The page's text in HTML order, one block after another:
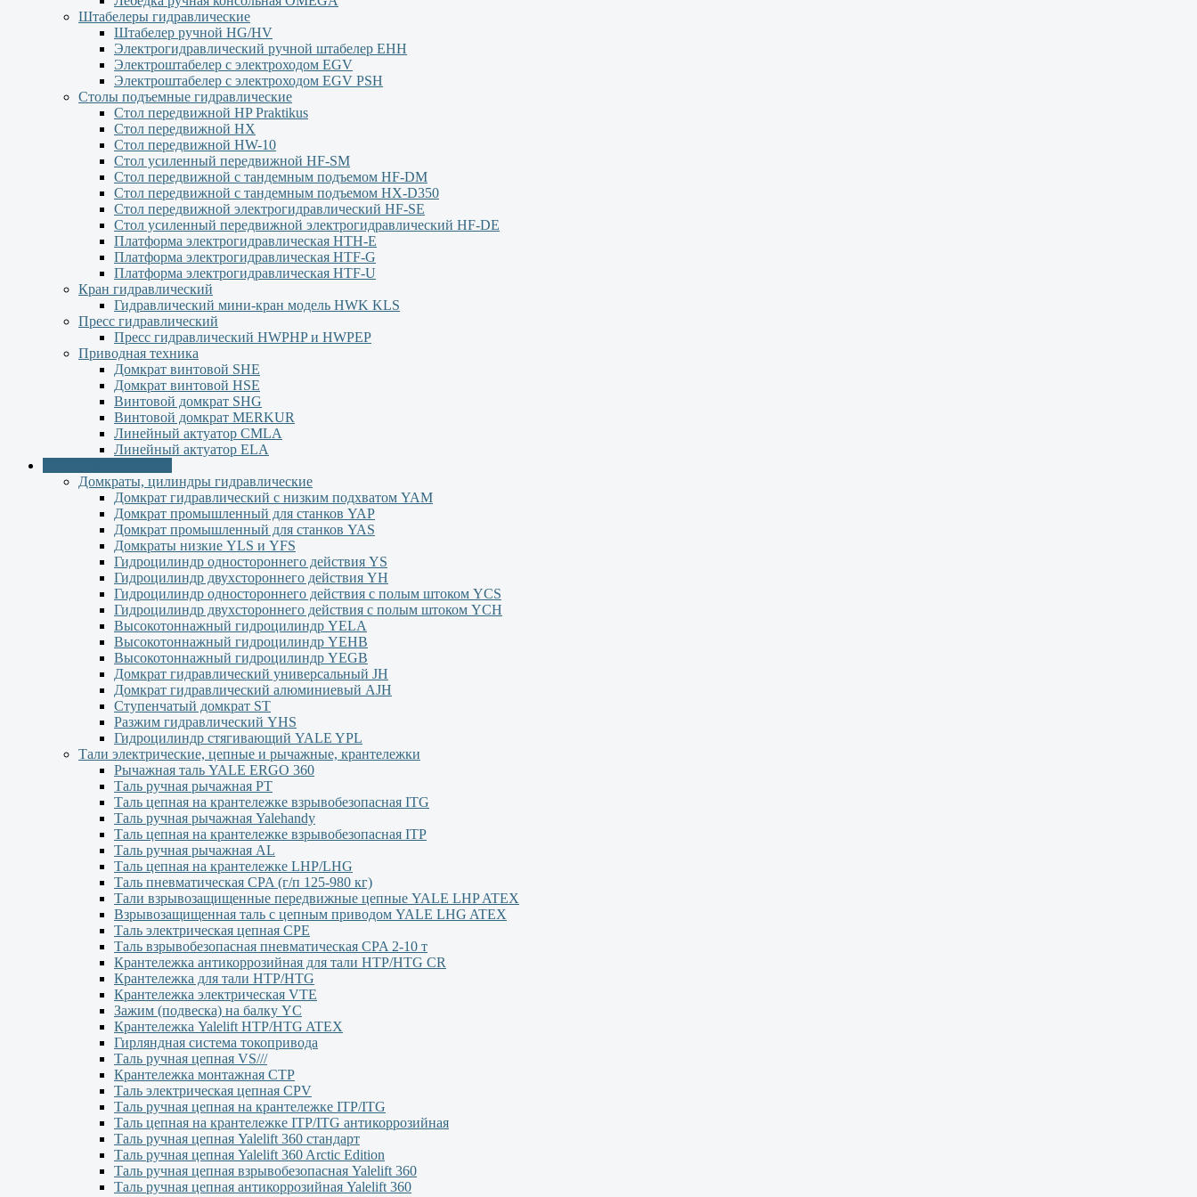
Штабелеры гидравлические
Штабелер ручной HG/HV
Электрогидравлический ручной штабелер ЕНН
Электроштабелер с электроходом EGV
Электроштабелер с электроходом EGV PSH
Столы подъемные гидравлические
Стол передвижной HP Praktikus
Стол передвижной HX
Стол передвижной HW-10
Стол усиленный передвижной HF-SM
Стол передвижной с тандемным подъемом HF-DM
Стол передвижной с тандемным подъемом HX-D350
Стол передвижной электрогидравлический HF-SE
Стол усиленный передвижной электрогидравлический HF-DE
Платформа электрогидравлическая HTH-E
Платформа электрогидравлическая HTF-G
Платформа электрогидравлическая HTF-U
Кран гидравлический
Гидравлический мини-кран модель HWK KLS
Пресс гидравлический
Пресс гидравлический HWPHP и HWPEP
Приводная техника
Домкрат винтовой SHE
Домкрат винтовой HSE
Винтовой домкрат SHG
Винтовой домкрат MERKUR
Линейный актуатор CMLA
Линейный актуатор ЕLA
Домкраты, цилиндры гидравлические
Домкрат гидравлический с низким подхватом YAM
Домкрат промышленный для станков YAP
Домкрат промышленный для станков YAS
Домкраты низкие YLS и YFS
Гидроцилиндр одностороннего действия YS
Гидроцилиндр двухстороннего действия YН
Гидроцилиндр одностороннего действия с полым штоком YСS
Гидроцилиндр двухстороннего действия с полым штоком YСН
Высокотоннажный гидроцилиндр YELA
Высокотоннажный гидроцилиндр YEHВ
Высокотоннажный гидроцилиндр YEGВ
Домкрат гидравлический универсальный JH
Домкрат гидравлический алюминиевый АJH
Ступенчатый домкрат ST
Разжим гидравлический YHS
Гидроцилиндр стягивающий YALE YPL
Тали электрические, цепные и рычажные, крантележки
Рычажная таль YALE ERGO 360
Таль ручная рычажная PT
Таль цепная на крантележке взрывобезопасная ITG
Таль ручная рычажная Yalehandy
Таль цепная на крантележке взрывобезопасная ITP
Таль ручная рычажная AL
Таль цепная на крантележке LHP/LHG
Таль пневматическая CPA (г/п 125-980 кг)
Тали взрывозащищенные передвижные цепные YALE LHP ATEX
Взрывозащищенная таль с цепным приводом YALE LHG ATEX
Таль электрическая цепная CPE
Таль взрывобезопасная пневматическая CPA 2-10 т
Крантележка антикоррозийная для тали HTP/HTG CR
Крантележка для тали HTP/HTG
Крантележка электрическая VTE
Зажим (подвеска) на балку YC
Крантележка Yalelift НТР/НТG ATEX
Гирляндная система токопривода
Таль ручная цепная VS///
Крантележка монтажная СТР
Таль электрическая цепная CPV
Таль ручная цепная на крантележке ITP/ITG
Таль цепная на крантележке ITP/ITG антикоррозийная
Таль ручная цепная Yalelift 360 стандарт
Таль ручная цепная Yalelift 360 Arctic Edition
Таль ручная цепная взрывобезопасная Yalelift 360
Таль ручная цепная антикоррозийная Yalelift 360